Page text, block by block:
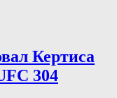
Кертиса
304